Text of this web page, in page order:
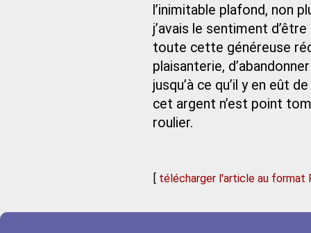
l’inimitable plafond, non
j’avais le sentiment
toute cette généreuse
plaisanterie,
jusqu’à ce qu’il y en eût
cet argent n’est point
roulier.
[ télécharger l'article au format